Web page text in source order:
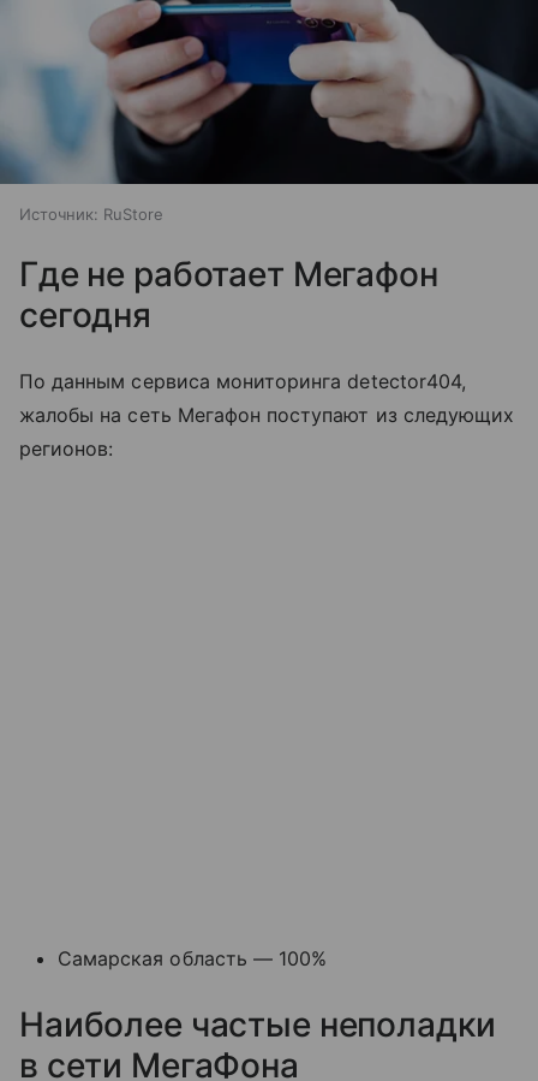
Источник: RuStore
Где не работает Мегафон
сегодня
По данным сервиса мониторинга detector404,
жалобы на сеть Мегафон поступают из следующих
регионов:
Самарская область — 100%
Наиболее частые неполадки
в сети МегаФона